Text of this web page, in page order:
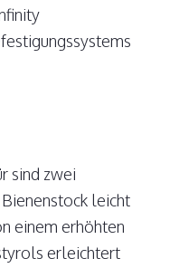
sind zwei
leicht
einem erhöhten
erleichtert